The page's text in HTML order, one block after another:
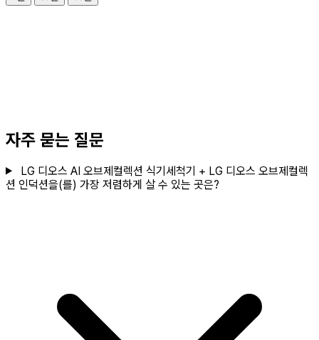
자주 묻는 질문
LG 디오스 AI 오브제컬렉션 식기세척기 + LG 디오스 오브제컬렉
션 인덕션을(를) 가장 저렴하게 살 수 있는 곳은?